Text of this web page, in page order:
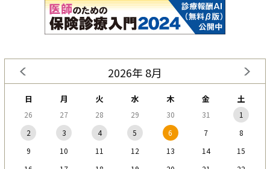
2026年 8月
日 月 火 水 木 金 土
26 27 28 29 30 31
1
2
3 4 5 6 7
8
9
10 11 12 13 14
15